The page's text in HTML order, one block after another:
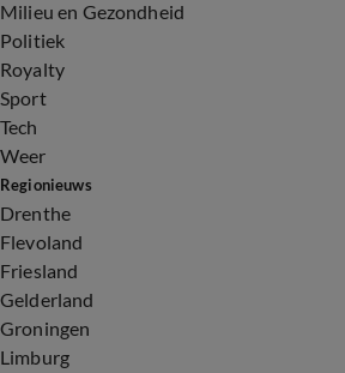
Milieu en Gezondheid
Politiek
Royalty
Sport
Tech
Weer
Regionieuws
Drenthe
Flevoland
Friesland
Gelderland
Groningen
Limburg